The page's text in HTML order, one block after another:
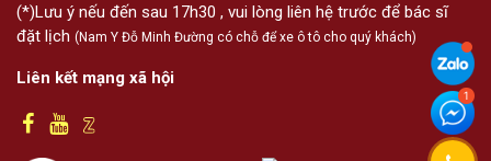
(*)Lưu ý nếu đến sau 17h30 , vui lòng liên hệ trước để bác sĩ
đặt lịch (Nam Y Đỗ Minh Đường có chỗ để xe ô tô cho quý khách)
Liên kết mạng xã hội